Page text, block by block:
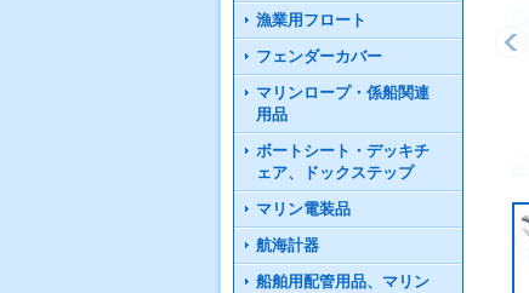
漁業用フロート
フェンダーカバー
マリンロープ・係船関連
用品
ボートシート・デッキチ
ェア、ドックステップ
マリン電装品
航海計器
船舶用配管用品、マリン